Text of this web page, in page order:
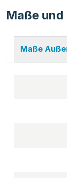
Maße
Maße